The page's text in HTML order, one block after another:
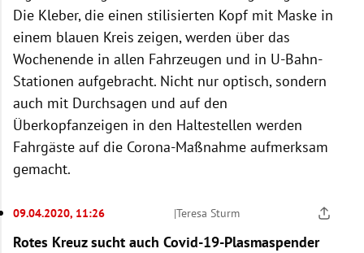
Die Kleber, die einen stilisierten Kopf mit Maske in
einem blauen Kreis zeigen, werden über das
Wochenende in allen Fahrzeugen und in U-Bahn-
Stationen aufgebracht. Nicht nur optisch, sondern
auch mit Durchsagen und auf den
Überkopfanzeigen in den Haltestellen werden
Fahrgäste auf die Corona-Maßnahme aufmerksam
gemacht.
09.04.2020, 11:26 |Teresa Sturm
Rotes Kreuz sucht auch Covid-19-Plasmaspender